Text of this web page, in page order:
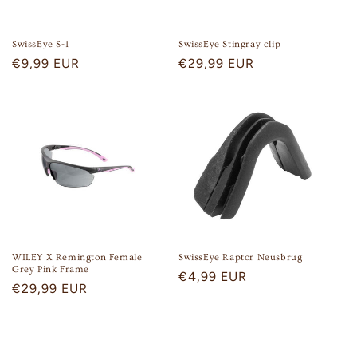
SwissEye S-1
Regular
€9,99 EUR
SwissEye Stingray clip
Regular
€29,99 EUR
WILEY X Remington Female
Grey Pink Frame
Regular
€29,99 EUR
SwissEye Raptor Neusbrug
Regular
€4,99 EUR